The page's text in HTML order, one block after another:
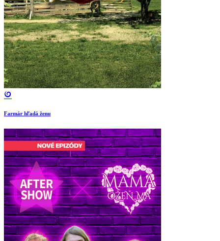
Farmár hľadá ženu